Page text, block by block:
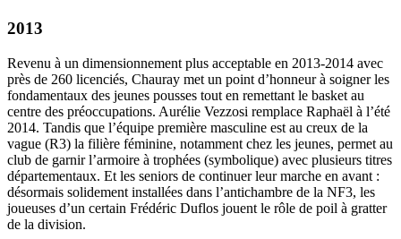
2013
Revenu à un dimensionnement plus acceptable en 2013-2014 avec
près de 260 licenciés, Chauray met un point d’honneur à soigner les
fondamentaux des jeunes pousses tout en remettant le basket au
centre des préoccupations. Aurélie Vezzosi remplace Raphaël à l’été
2014. Tandis que l’équipe première masculine est au creux de la
vague (R3) la filière féminine, notamment chez les jeunes, permet au
club de garnir l’armoire à trophées (symbolique) avec plusieurs titres
départementaux. Et les seniors de continuer leur marche en avant :
désormais solidement installées dans l’antichambre de la NF3, les
joueuses d’un certain Frédéric Duflos jouent le rôle de poil à gratter
de la division.